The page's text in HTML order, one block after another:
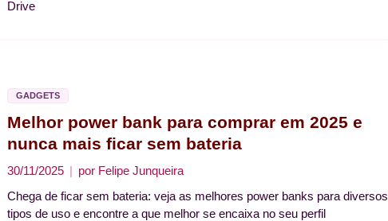
Drive
GADGETS
Melhor power bank para comprar em 2025 e
nunca mais ficar sem bateria
30/11/2025 por Felipe Junqueira
Chega de ficar sem bateria: veja as melhores power banks para diversos
tipos de uso e encontre a que melhor se encaixa no seu perfil